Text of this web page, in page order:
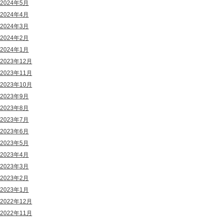
2024年5月
2024年4月
2024年3月
2024年2月
2024年1月
2023年12月
2023年11月
2023年10月
2023年9月
2023年8月
2023年7月
2023年6月
2023年5月
2023年4月
2023年3月
2023年2月
2023年1月
2022年12月
2022年11月